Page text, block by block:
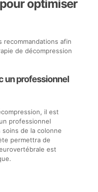
optimiser
recommandations afin
de décompression
un professionnel
il est
professionnel
de la colonne
permettra de
est